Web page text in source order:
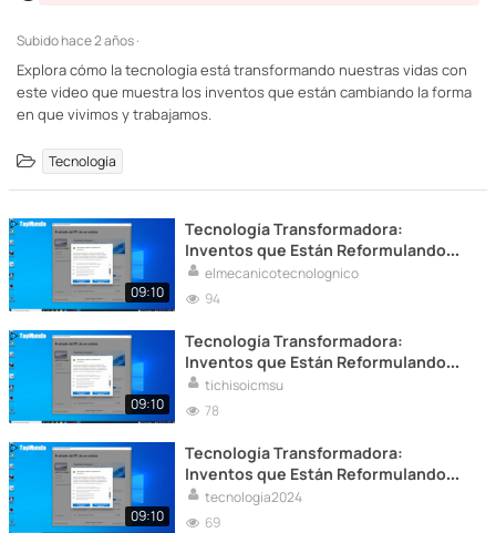
Subidohace 2 años ·
Explora cómo la tecnología está transformando nuestras vidas con
este video que muestra los inventos que están cambiando la forma
en que vivimos y trabajamos.
Tecnología
09:10
Tecnología Transformadora:
Inventos que Están Reformulando
Nuestro Mundo
elmecanicotecnolognico
94
09:10
Tecnología Transformadora:
Inventos que Están Reformulando
Nuestro Mundo
tichisoicmsu
78
09:10
Tecnología Transformadora:
Inventos que Están Reformulando
Nuestro Mundo
tecnologia2024
69